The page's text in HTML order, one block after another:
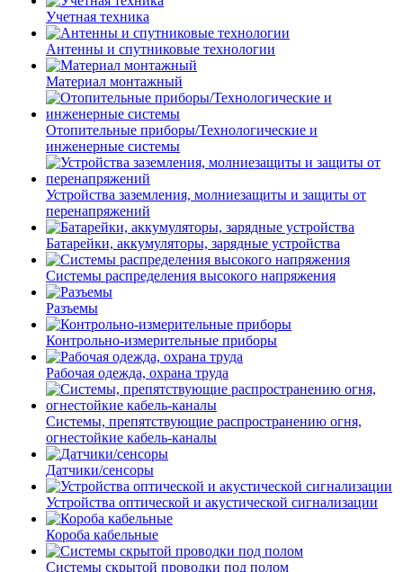
Учетная техника
Антенны и спутниковые технологии
Материал монтажный
Отопительные приборы/Технологические и
инженерные системы
Устройства заземления, молниезащиты и защиты от
перенапряжений
Батарейки, аккумуляторы, зарядные устройства
Системы распределения высокого напряжения
Разъемы
Контрольно-измерительные приборы
Рабочая одежда, охрана труда
Системы, препятствующие распространению огня,
огнестойкие кабель-каналы
Датчики/сенсоры
Устройства оптической и акустической сигнализации
Короба кабельные
Системы скрытой проводки под полом